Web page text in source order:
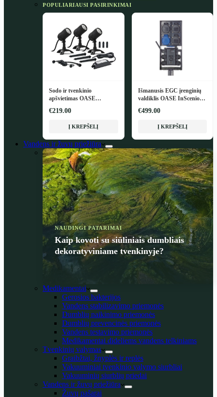
POPULIARIAUSI PASIRINKIMAI
Sodo ir tvenkinio
apšvietimas OASE
€219.00
Į KREPŠELĮ
Išmanusis EGC įrenginių
valdiklis OASE InScenio
€499.00
Į KREPŠELĮ
Vandens ir žuvų priežiūra
NAUDINGI PATARIMAI
Kaip kovoti su siūliniais dumbliais
dekoratyviniame tvenkinyje?
Medikamentai
Gerosios bakterijos
Vandens stabilizavimo priemonės
Dumblių naikinimo priemonės
Dumblių prevencinės priemonės
Vandens testavimo priemonės
Medikamentai dideliems vandens telkiniams
Tvenkinių valymas
Graibžtai, žnyplės ir replės
Vakuuminiai tvenkinio valymo siurbliai
Vakuuminių siurblių priedai
Vandens ir žuvų priežiūra
Žuvų pašarai